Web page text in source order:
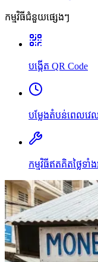
កម្មវិធីជំនួយផ្សេងៗ
បង្កើត QR Code
បម្លែងតំបន់ពេលវេ
កម្មវិធីឥតគិតថ្លៃទ